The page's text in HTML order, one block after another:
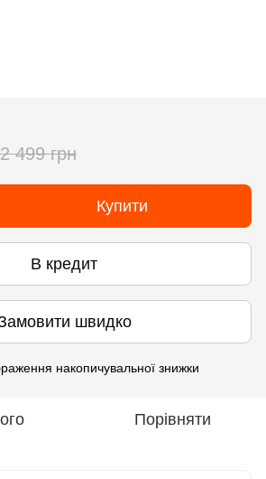
2 499 грн
Купити
В кредит
швидко
накопичувальної знижки
Порівняти